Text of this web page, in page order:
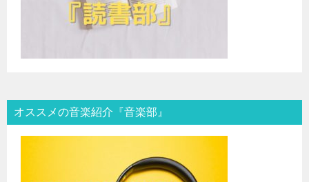
オススメの音楽紹介『音楽部』